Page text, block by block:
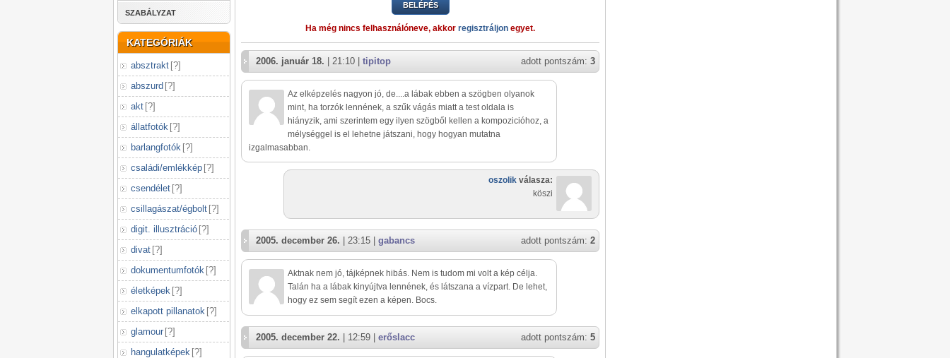
SZABÁLYZAT
KATEGÓRIÁK
absztrakt [?]
abszurd [?]
akt [?]
állatfotók [?]
barlangfotók [?]
családi/emlékkép [?]
csendélet [?]
csillagászat/égbolt [?]
digit. illusztráció [?]
divat [?]
dokumentumfotók [?]
életképek [?]
elkapott pillanatok [?]
glamour [?]
hangulatképek [?]
BELÉPÉS
Ha még nincs felhasználóneve, akkor regisztráljon egyet.
adott pontszám: 3
2006. január 18. | 21:10 | tipitop
Az elképzelés nagyon jó, de....a lábak ebben a szögben olyanok
mint, ha torzók lennének, a szűk vágás miatt a test oldala is
hiányzik, ami szerintem egy ilyen szögből kellen a kompozicióhoz, a
mélységgel is el lehetne játszani, hogy hogyan mutatna
izgalmasabban.
oszolik válasza:
köszi
adott pontszám: 2
2005. december 26. | 23:15 | gabancs
Aktnak nem jó, tájképnek hibás. Nem is tudom mi volt a kép célja.
Talán ha a lábak kinyújtva lennének, és látszana a vízpart. De lehet,
hogy ez sem segít ezen a képen. Bocs.
adott pontszám: 5
2005. december 22. | 12:59 | erőslacc